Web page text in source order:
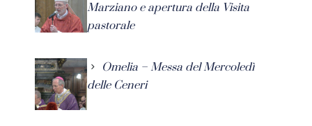
Marziano e apertura della Visita
pastorale
Omelia – Messa del Mercoledì
delle Ceneri